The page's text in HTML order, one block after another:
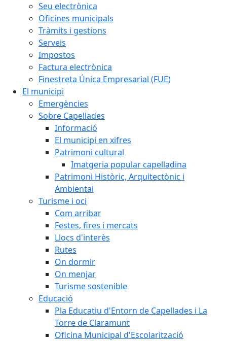
Seu electrònica
Oficines municipals
Tràmits i gestions
Serveis
Impostos
Factura electrònica
Finestreta Única Empresarial (FUE)
El municipi
Emergències
Sobre Capellades
Informació
El municipi en xifres
Patrimoni cultural
Imatgeria popular capelladina
Patrimoni Històric, Arquitectònic i
Ambiental
Turisme i oci
Com arribar
Festes, fires i mercats
Llocs d'interès
Rutes
On dormir
On menjar
Turisme sostenible
Educació
Pla Educatiu d'Entorn de Capellades i La
Torre de Claramunt
Oficina Municipal d'Escolarització